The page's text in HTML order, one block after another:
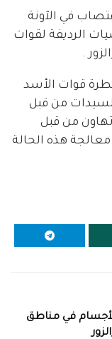
في الآونة
الرديفة لقوات
.
قوات الأسد
من قبل
من قبل
معالجة هذه الحالة
في مناطق